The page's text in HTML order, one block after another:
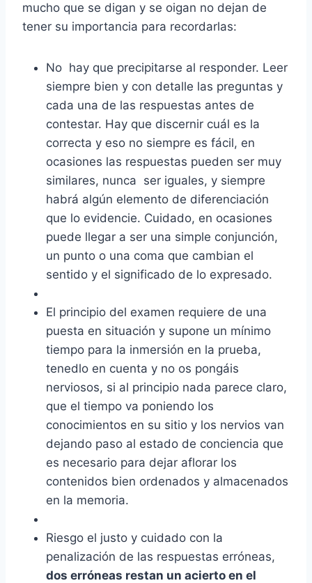
mucho que se digan y se oigan no dejan de
tener su importancia para recordarlas:
No hay que precipitarse al responder. Leer
siempre bien y con detalle las preguntas y
cada una de las respuestas antes de
contestar. Hay que discernir cuál es la
correcta y eso no siempre es fácil, en
ocasiones las respuestas pueden ser muy
similares, nunca ser iguales, y siempre
habrá algún elemento de diferenciación
que lo evidencie. Cuidado, en ocasiones
puede llegar a ser una simple conjunción,
un punto o una coma que cambian el
sentido y el significado de lo expresado.
El principio del examen requiere de una
puesta en situación y supone un mínimo
tiempo para la inmersión en la prueba,
tenedlo en cuenta y no os pongáis
nerviosos, si al principio nada parece claro,
que el tiempo va poniendo los
conocimientos en su sitio y los nervios van
dejando paso al estado de conciencia que
es necesario para dejar aflorar los
contenidos bien ordenados y almacenados
en la memoria.
Riesgo el justo y cuidado con la
penalización de las respuestas erróneas,
dos erróneas restan un acierto en el